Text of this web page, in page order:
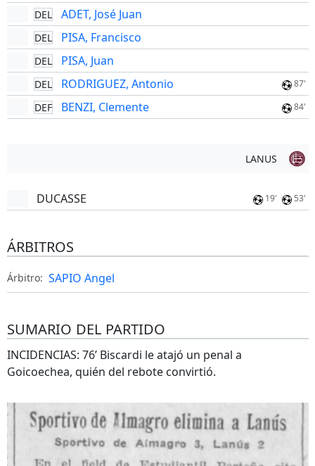
DEL ADET, José Juan
DEL PISA, Francisco
DEL PISA, Juan
DEL RODRIGUEZ, Antonio 87'
DEF BENZI, Clemente 84'
LANUS
DUCASSE 19' 53'
ÁRBITROS
Árbitro: SAPIO Angel
SUMARIO DEL PARTIDO
INCIDENCIAS: 76’ Biscardi le atajó un penal a
Goicoechea, quién del rebote convirtió.